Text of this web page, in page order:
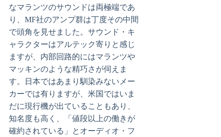
なマランツのサウンドは両極端であ
り、MF社のアンプ群は丁度その中間
で頭角を見せました。サウンド・キ
ャラクターはアルテック寄りと感じ
ますが、内部回路的にはマランツや
マッキンのような精巧さが伺えま
す。日本ではあまり馴染みないメー
カーでは有りますが、米国ではいま
だに現行機が出ていることもあり、
知名度も高く、「値段以上の働きが
確約されている」とオーディオ・フ